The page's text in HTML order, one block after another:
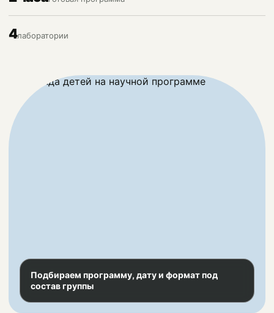
4лаборатории
Подбираем программу, дату и формат под
состав группы